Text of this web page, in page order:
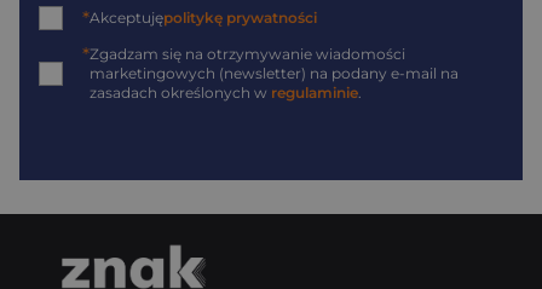
*Akceptujępolitykę prywatności
*Zgadzam się na otrzymywanie wiadomości
marketingowych (newsletter) na podany e-mail na
zasadach określonych w regulaminie